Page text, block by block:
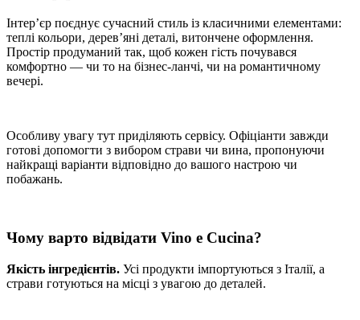
Інтер’єр поєднує сучасний стиль із класичними елементами:
теплі кольори, дерев’яні деталі, витончене оформлення.
Простір продуманий так, щоб кожен гість почувався
комфортно — чи то на бізнес-ланчі, чи на романтичному
вечері.
Особливу увагу тут приділяють сервісу. Офіціанти завжди
готові допомогти з вибором страви чи вина, пропонуючи
найкращі варіанти відповідно до вашого настрою чи
побажань.
Чому варто відвідати Vino e Cucina?
Якість інгредієнтів. Усі продукти імпортуються з Італії, а
страви готуються на місці з увагою до деталей.